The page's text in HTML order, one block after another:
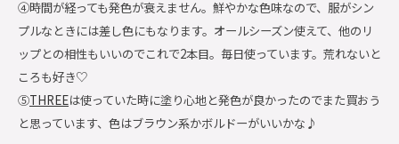
④時間が経っても発色が衰えません。鮮やかな色味なので、服がシン
プルなときには差し色にもなります。オールシーズン使えて、他のリ
ップとの相性もいいのでこれで2本目。毎日使っています。荒れないと
ころも好き♡
⑤THREEは使っていた時に塗り心地と発色が良かったのでまた買おう
と思っています、色はブラウン系かボルドーがいいかな♪